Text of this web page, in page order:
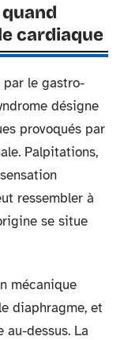
cardiaque
le gastro-
désigne
provoqués par
Palpitations,
ressembler à
se situe
mécanique
diaphragme, et
dessus. La